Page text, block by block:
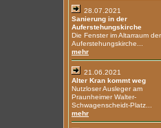
28.07.2021
Sanierung in der
Auferstehungskirche
Die Fenster im Altarraum der
Auferstehungskirche...
mehr
21.06.2021
Alter Kran kommt weg
Nutzloser Ausleger am
Praunheimer Walter-
Schwagenscheidt-Platz...
mehr